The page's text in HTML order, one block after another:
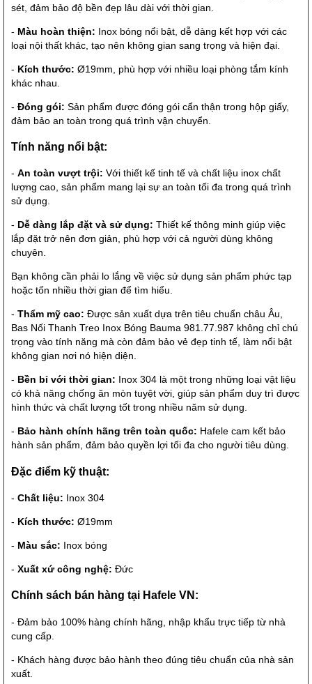
sét, đảm bảo độ bền đẹp lâu dài với thời gian.
- Màu hoàn thiện: Inox bóng nổi bật, dễ dàng kết hợp với các
loại nội thất khác, tạo nên không gian sang trọng và hiện đại.
- Kích thước: Ø19mm, phù hợp với nhiều loại phòng tắm kính
khác nhau.
- Đóng gói: Sản phẩm được đóng gói cẩn thận trong hộp giấy,
đảm bảo an toàn trong quá trình vận chuyển.
Tính năng nổi bật:
- An toàn vượt trội: Với thiết kế tinh tế và chất liệu inox chất
lượng cao, sản phẩm mang lại sự an toàn tối đa trong quá trình
sử dụng.
- Dễ dàng lắp đặt và sử dụng: Thiết kế thông minh giúp việc
lắp đặt trở nên đơn giản, phù hợp với cả người dùng không
chuyên.
Bạn không cần phải lo lắng về việc sử dụng sản phẩm phức tạp
hoặc tốn nhiều thời gian để tìm hiểu.
- Thẩm mỹ cao: Được sản xuất dựa trên tiêu chuẩn châu Âu,
Bas Nối Thanh Treo Inox Bóng Bauma 981.77.987 không chỉ chú
trọng vào tính năng mà còn đảm bảo vẻ đẹp tinh tế, làm nổi bật
không gian nơi nó hiện diện.
- Bền bỉ với thời gian: Inox 304 là một trong những loại vật liệu
có khả năng chống ăn mòn tuyệt vời, giúp sản phẩm duy trì được
hình thức và chất lượng tốt trong nhiều năm sử dụng.
- Bảo hành chính hãng trên toàn quốc: Hafele cam kết bảo
hành sản phẩm, đảm bảo quyền lợi tối đa cho người tiêu dùng.
Đặc điểm kỹ thuật:
- Chất liệu: Inox 304
- Kích thước: Ø19mm
- Màu sắc: Inox bóng
- Xuất xứ công nghệ: Đức
Chính sách bán hàng tại Hafele VN:
- Đảm bảo 100% hàng chính hãng, nhập khẩu trực tiếp từ nhà
cung cấp.
- Khách hàng được bảo hành theo đúng tiêu chuẩn của nhà sản
xuất.